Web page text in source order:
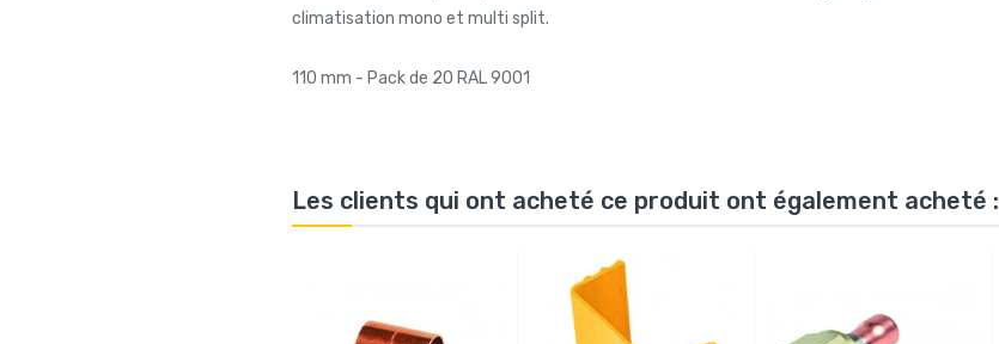
climatisation mono et multi split.
110 mm - Pack de 20 RAL 9001
Les clients qui ont acheté ce produit ont également acheté :